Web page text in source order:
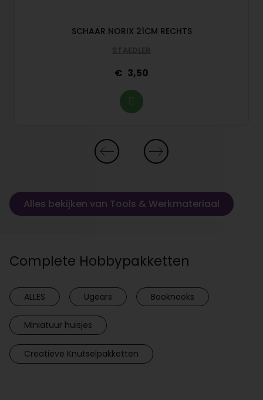
SCHAAR NORIX 21CM RECHTS
STAEDLER
3,50
Alles bekijken van Tools & Werkmateriaal
Complete Hobbypakketten
ALLES Ugears Booknooks
Miniatuur huisjes
Creatieve Knutselpakketten